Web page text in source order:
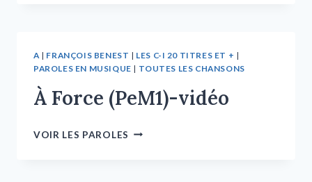
A | FRANÇOIS BENEST | LES C-I 20 TITRES ET + |
PAROLES EN MUSIQUE | TOUTES LES CHANSONS
À Force (PeM1)-vidéo
VOIR LES PAROLES